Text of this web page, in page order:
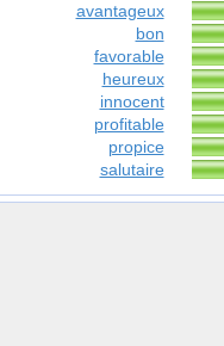
avantageux
bon
favorable
heureux
innocent
profitable
propice
salutaire